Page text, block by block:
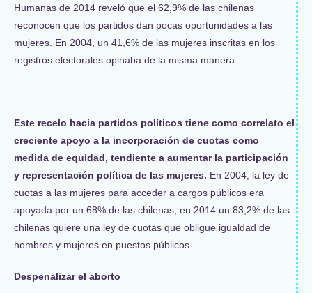
Humanas de 2014 reveló que el 62,9% de las chilenas
reconocen que los partidos dan pocas oportunidades a las
mujeres. En 2004, un 41,6% de las mujeres inscritas en los
registros electorales opinaba de la misma manera.
Este recelo hacia partidos políticos tiene como correlato el
creciente apoyo a la incorporación de cuotas como
medida de equidad, tendiente a aumentar la participación
y representación política de las mujeres. En 2004, la ley de
cuotas a las mujeres para acceder a cargos públicos era
apoyada por un 68% de las chilenas; en 2014 un 83,2% de las
chilenas quiere una ley de cuotas que obligue igualdad de
hombres y mujeres en puestos públicos.
Despenalizar el aborto